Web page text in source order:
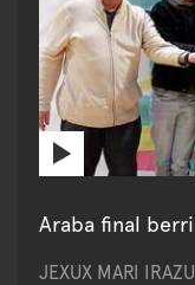
Araba final
JEXUX MARI IRAZU